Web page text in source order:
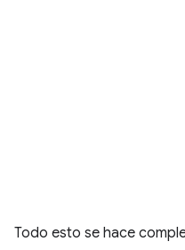
Todo esto se hace